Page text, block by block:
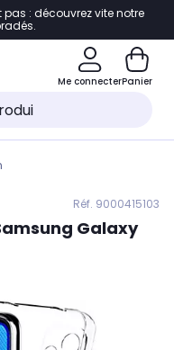
page
: découvrez vite notre
Me connecterPanier
Réf. 9000415103
Galaxy